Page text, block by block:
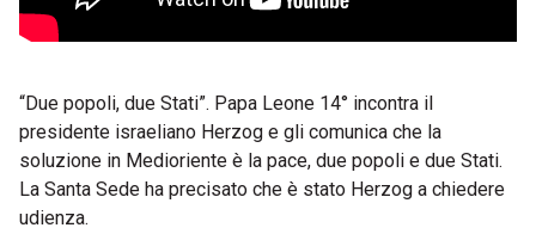
“Due popoli, due Stati”. Papa Leone 14° incontra il
presidente israeliano Herzog e gli comunica che la
soluzione in Medioriente è la pace, due popoli e due Stati.
La Santa Sede ha precisato che è stato Herzog a chiedere
udienza.